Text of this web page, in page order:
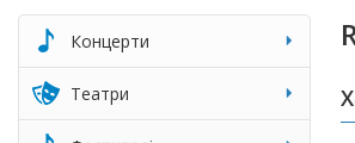
Концерти
Театри